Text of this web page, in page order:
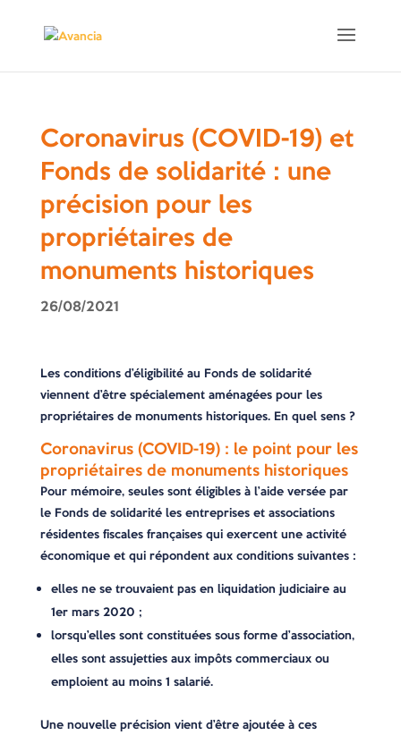
Coronavirus (COVID-19) et
Fonds de solidarité : une
précision pour les
propriétaires de
monuments historiques
26/08/2021
Les conditions d’éligibilité au Fonds de solidarité
viennent d’être spécialement aménagées pour les
propriétaires de monuments historiques. En quel sens ?
Coronavirus (COVID-19) : le point pour les
propriétaires de monuments historiques
Pour mémoire, seules sont éligibles à l’aide versée par
le Fonds de solidarité les entreprises et associations
résidentes fiscales françaises qui exercent une activité
économique et qui répondent aux conditions suivantes :
elles ne se trouvaient pas en liquidation judiciaire au
1er mars 2020 ;
lorsqu’elles sont constituées sous forme d’association,
elles sont assujetties aux impôts commerciaux ou
emploient au moins 1 salarié.
Une nouvelle précision vient d’être ajoutée à ces